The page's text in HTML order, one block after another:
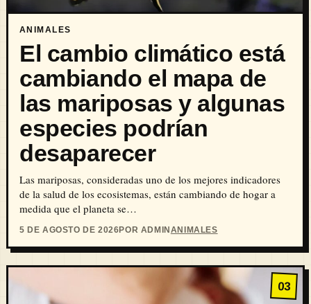
ANIMALES
El cambio climático está
cambiando el mapa de
las mariposas y algunas
especies podrían
desaparecer
Las mariposas, consideradas uno de los mejores indicadores
de la salud de los ecosistemas, están cambiando de hogar a
medida que el planeta se…
5 DE AGOSTO DE 2026POR ADMIN ANIMALES
03